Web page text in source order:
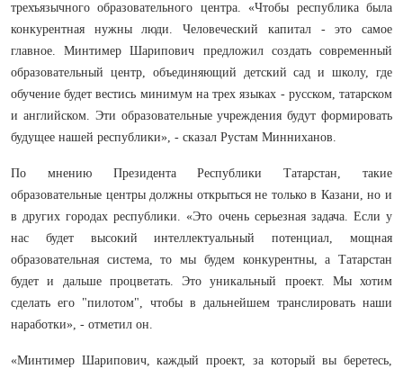
трехъязычного образовательного центра. «Чтобы республика была
конкурентная нужны люди. Человеческий капитал - это самое
главное. Минтимер Шарипович предложил создать современный
образовательный центр, объединяющий детский сад и школу, где
обучение будет вестись минимум на трех языках - русском, татарском
и английском. Эти образовательные учреждения будут формировать
будущее нашей республики», - сказал Рустам Минниханов.
По мнению Президента Республики Татарстан, такие
образовательные центры должны открыться не только в Казани, но и
в других городах республики. «Это очень серьезная задача. Если у
нас будет высокий интеллектуальный потенциал, мощная
образовательная система, то мы будем конкурентны, а Татарстан
будет и дальше процветать. Это уникальный проект. Мы хотим
сделать его "пилотом", чтобы в дальнейшем транслировать наши
наработки», - отметил он.
«Минтимер Шарипович, каждый проект, за который вы беретесь,